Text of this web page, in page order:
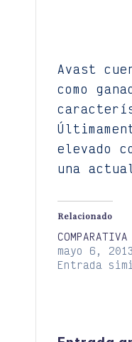
Avast
como
elevado
una
Relacionado
mayo 6, 2013
Entrada